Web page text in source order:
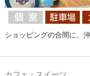
ショッピングの合間に、